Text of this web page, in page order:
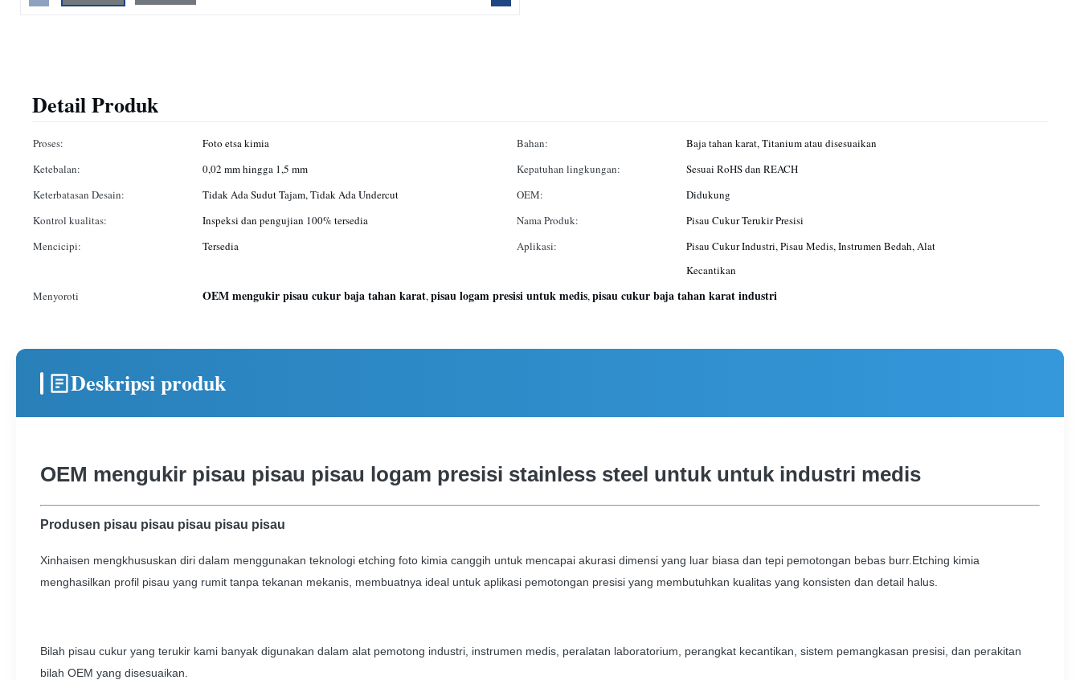
Detail Produk
Proses: Foto etsa kimia Bahan:
Baja tahan karat, Titanium atau disesuaikan
Ketebalan:
0,02 mm hingga 1,5 mm Kepatuhan lingkungan:
Sesuai RoHS dan REACH
Keterbatasan Desain:
Tidak Ada Sudut Tajam, Tidak Ada Undercut OEM:
Didukung
Kontrol kualitas:
Inspeksi dan pengujian 100% tersedia Nama Produk:
Pisau Cukur Terukir Presisi
Mencicipi:
Tersedia Aplikasi:
Pisau Cukur Industri, Pisau Medis, Instrumen Bedah, Alat
Kecantikan
Menyoroti
OEM mengukir pisau cukur baja tahan karat,pisau logam presisi untuk medis,pisau cukur baja tahan karat industri
Deskripsi produk
OEM mengukir pisau pisau pisau logam presisi stainless steel untuk untuk industri medis
Produsen pisau pisau pisau pisau pisau
Xinhaisen mengkhususkan diri dalam menggunakan teknologi etching foto kimia canggih untuk mencapai akurasi dimensi yang luar biasa dan tepi pemotongan bebas burr.Etching kimia
menghasilkan profil pisau yang rumit tanpa tekanan mekanis, membuatnya ideal untuk aplikasi pemotongan presisi yang membutuhkan kualitas yang konsisten dan detail halus.
Bilah pisau cukur yang terukir kami banyak digunakan dalam alat pemotong industri, instrumen medis, peralatan laboratorium, perangkat kecantikan, sistem pemangkasan presisi, dan perakitan
bilah OEM yang disesuaikan.